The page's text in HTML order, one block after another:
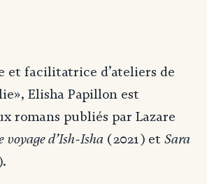
et facilitatrice d’ateliers de
Elisha Papillon est
romans publiés par Lazare
voyage d’Ish-Isha (2021) et Sara